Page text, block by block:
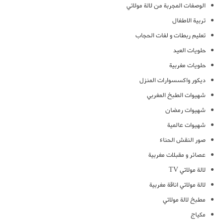
الوصفات المجربة من لالة مولاتي
تربية الاطفال
تعليم ربطات و لفات الحجاب
حلويات العيد
حلويات مغربية
ديكور واكسسوارات المنزل
شهيوات الطبخ المغربي
شهيوات رمضان
شهيوات عالمية
صور النقش الحناء
عصائر و مقبلات مغربية
لالة مولاتي TV
لالة مولاتي اناقة مغربية
مطبخ لالة مولاتي
مكياج